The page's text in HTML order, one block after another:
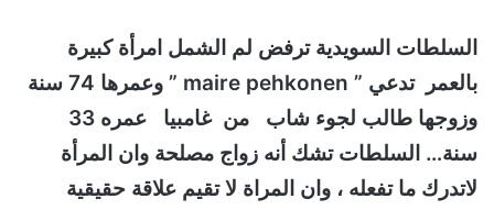
السلطات السويدية ترفض لم الشمل امرأة كبيرة
بالعمر تدعي ” maire pehkonen ” وعمرها 74 سنة
وزوجها طالب لجوء شاب من غامبيا عمره 33
سنة… السلطات تشك أنه زواج مصلحة وان المرأة
لاتدرك ما تفعله ، وان المراة لا تقيم علاقة حقيقية